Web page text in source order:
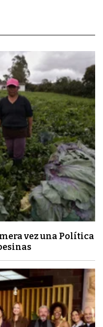
vez una Política